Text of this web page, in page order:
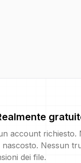
account richiesto.
nascosto. Nessun
dei file.